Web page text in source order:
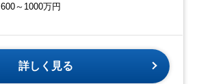
600～1000万円
詳しく見る